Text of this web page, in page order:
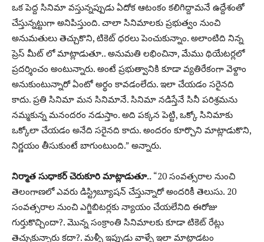
ఒక పెద్ద సినిమా వస్తున్నప్పుడు ఏదోక ఆటంకం కలిగిద్దామనే ఉద్దేశంతో
చేస్తున్నట్టుగా అనిపిస్తుంది. చాలా సినిమాలకు ప్రభుత్వం నుంచి
అనుమతులు తెచ్చుకొని, టికెట్ ధరలు పెంచుకున్నాం. అలాంటిది నిన్న
ప్రెస్ మీట్ లో మాట్లాడుతూ.. అనుమతి లభించినా, మేము థియేటర్లలో
ప్రదర్శించం అంటున్నారు. అంటే ప్రభుత్వానికి కూడా వ్యతిరేకంగా వెళ్దాం
అనుకుంటున్నారో ఏంటో అర్థం కావడంలేదు. ఇలా చేయడం సరైనది
కాదు. ప్రతి సినిమా మన సినిమానే. సినిమా నడిస్తేనే సినీ పరిశ్రమను
నమ్మకున్న మనందరం నడుస్తాం. అది పక్కన పెట్టి, ఒక్కో సినిమాకు
ఒక్కోలా చేయడం అనేది సరైనది కాదు. అందరం కూర్చొని మాట్లాడుకొని,
నిర్ణయం తీసుకుంటే బాగుంటుంది.” అన్నారు.
నిర్మాత సుధాకర్ చెరుకూరి మాట్లాడుతూ.. “20 సంవత్సరాల నుంచి
తెలంగాణలో ఎవరు డిస్ట్రిబ్యూషన్ చేస్తున్నారో అందరికీ తెలుసు. 20
సంవత్సరాల నుంచి ఎగ్జిబిటర్లకు న్యాయం చేయలేనిది ఈరోజు
గుర్తుకొచ్చిందా?. మొన్న సంక్రాంతి సినిమాలకు కూడా టికెట్ రేట్లు
తెచ్చుకున్నారు కదా?. మళ్ళీ ఇప్పుడు వాళ్ళే ఇలా మాట్లాడటం